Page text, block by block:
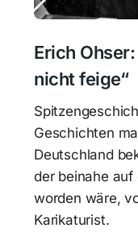
Erich
nicht feige“
Geschichten
Deutschland
der beinahe
worden wäre,
Karikaturist.